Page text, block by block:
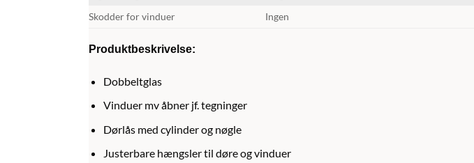
Skodder for vinduer
Ingen
Produktbeskrivelse:
Dobbeltglas
Vinduer mv åbner jf. tegninger
Dørlås med cylinder og nøgle
Justerbare hængsler til døre og vinduer